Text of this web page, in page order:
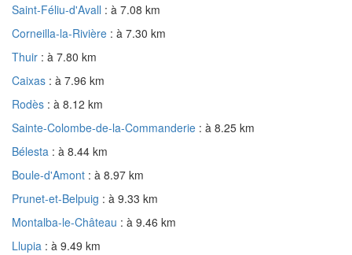
Saint-Féliu-d'Avall : à 7.08 km
Corneilla-la-Rivière : à 7.30 km
Thuir : à 7.80 km
Caixas : à 7.96 km
Rodès : à 8.12 km
Sainte-Colombe-de-la-Commanderie : à 8.25 km
Bélesta : à 8.44 km
Boule-d'Amont : à 8.97 km
Prunet-et-Belpuig : à 9.33 km
Montalba-le-Château : à 9.46 km
Llupia : à 9.49 km